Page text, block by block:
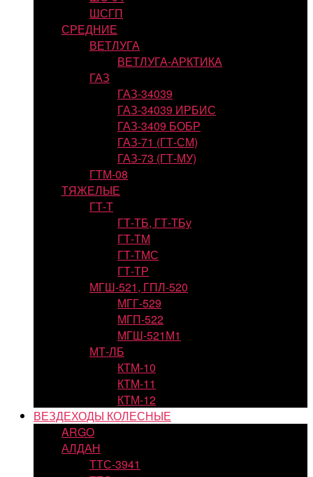
ШСГП
СРЕДНИЕ
ВЕТЛУГА
ВЕТЛУГА-АРКТИКА
ГАЗ
ГАЗ-34039
ГАЗ-34039 ИРБИС
ГАЗ-3409 БОБР
ГАЗ-71 (ГТ-СМ)
ГАЗ-73 (ГТ-МУ)
ГТМ-08
ТЯЖЕЛЫЕ
ГТ-Т
ГТ-ТБ, ГТ-ТБу
ГТ-ТМ
ГТ-ТМС
ГТ-ТР
МГШ-521, ГПЛ-520
МГГ-529
МГП-522
МГШ-521М1
МТ-ЛБ
КТМ-10
КТМ-11
КТМ-12
ВЕЗДЕХОДЫ КОЛЕСНЫЕ
ARGO
АЛДАН
ТТС-3941